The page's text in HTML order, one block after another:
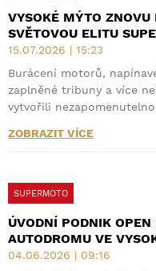
VYSOKÉ MÝTO
SVĚTOVOU ELITU
15.07.2026 | 15:23
Burácení motorů,
zaplněné tribuny a více
vytvořili
ZOBRAZIT VÍCE
SUPERMOTO
ÚVODNÍ PODNIK
AUTODROMU VE
04.06.2026 | 09:16